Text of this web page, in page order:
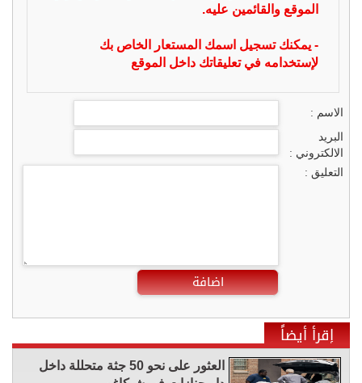
الموقع والقائمين عليه.
- يمكنك تسجيل اسمك المستعار الخاص بك
لإستخدامه في تعليقاتك داخل الموقع
الاسم :
البريد
الالكتروني :
التعليق :
اضافة
إقرأ أيضاً
العثور على نحو 50 جثة متحللة داخل